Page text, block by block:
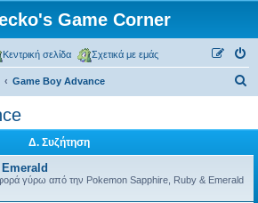
Game Corner
Κεντρική σελίδα Σχετικά με εμάς
Game Boy Advance
Δ. Συζήτηση
γύρω από την Pokemon Sapphire, Ruby & Emerald